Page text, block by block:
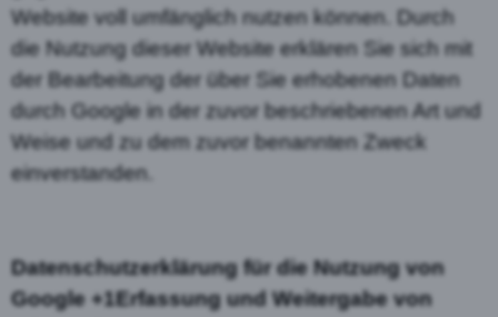
Website voll umfänglich nutzen können. Durch
die Nutzung dieser Website erklären Sie sich mit
der Bearbeitung der über Sie erhobenen Daten
durch Google in der zuvor beschriebenen Art und
Weise und zu dem zuvor benannten Zweck
einverstanden.
Datenschutzerklärung für die Nutzung von
Google +1Erfassung und Weitergabe von